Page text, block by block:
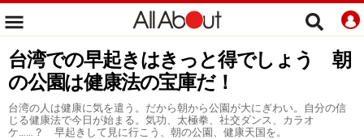
台湾での早起きはきっと得でしょう 朝
の公園は健康法の宝庫だ！
台湾の人は健康に気を遣う。だから朝から公園が大にぎわい。自分の信
じる健康法で今日が始まる。気功、太極拳、社交ダンス、カラオ
ケ……？ 早起きして見に行こう、朝の公園、健康天国を。